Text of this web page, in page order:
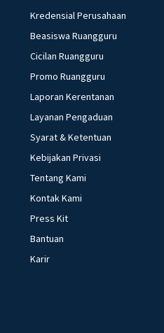
Kredensial Perusahaan
Beasiswa Ruangguru
Cicilan Ruangguru
Promo Ruangguru
Laporan Kerentanan
Layanan Pengaduan
Syarat & Ketentuan
Kebijakan Privasi
Tentang Kami
Kontak Kami
Press Kit
Bantuan
Karir